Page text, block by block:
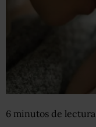
6 minutos de lectura